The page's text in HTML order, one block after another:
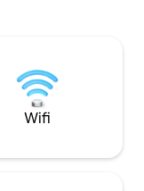
naast een dam. R300 PER PERSOON PER
NACHT Kinderen
verblijven gratis.
Wifi